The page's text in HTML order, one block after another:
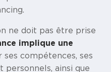
ne doit pas être prise
implique une
ses compétences, ses
ainsi que